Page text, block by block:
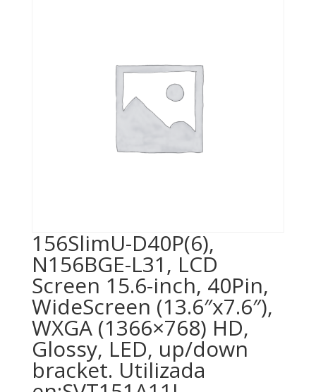
156SlimU-D40P(6),
N156BGE-L31, LCD
Screen 15.6-inch, 40Pin,
WideScreen (13.6″x7.6″),
WXGA (1366×768) HD,
Glossy, LED, up/down
bracket. Utilizada